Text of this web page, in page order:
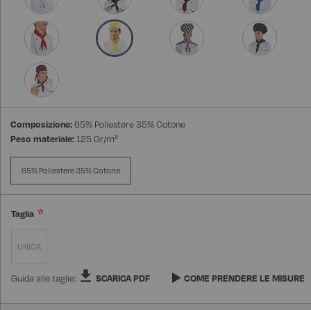
Composizione:65% Poliestere 35% Cotone
Peso materiale:125 Gr/m²
65% Poliestere 35% Cotone
Taglia
UNICA
Guida alle taglie: SCARICA PDF COME PRENDERE LE MISURE